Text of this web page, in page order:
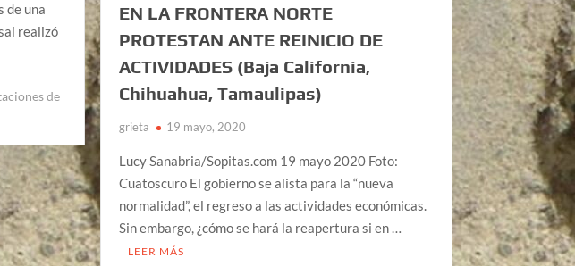
de una
realizó
de
EN LA FRONTERA NORTE
PROTESTAN ANTE REINICIO DE
ACTIVIDADES (Baja California,
Chihuahua, Tamaulipas)
grieta 19 mayo, 2020
Lucy Sanabria/Sopitas.com 19 mayo 2020 Foto:
Cuatoscuro El gobierno se alista para la “nueva
normalidad”, el regreso a las actividades económicas.
Sin embargo, ¿cómo se hará la reapertura si en …
LEER MÁS